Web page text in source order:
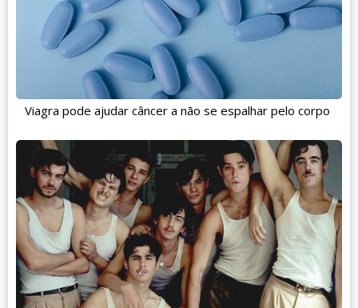
Viagra pode ajudar câncer a não se espalhar pelo corpo